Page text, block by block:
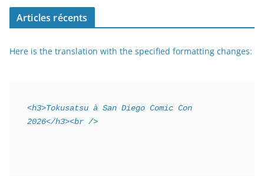
Articles récents
Here is the translation with the specified formatting changes:
<h3>Tokusatsu à San Diego Comic Con
2026</h3><br />